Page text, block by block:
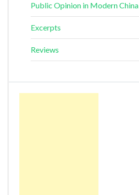
Public Opinion in Modern China
Excerpts
Reviews